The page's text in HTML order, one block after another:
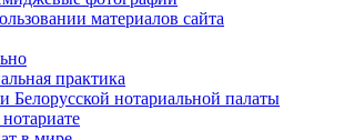
материалов сайта
практика
Белорусской нотариальной палаты